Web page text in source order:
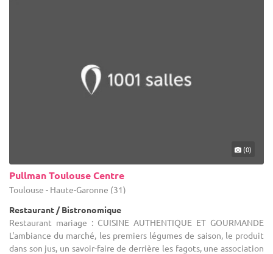
(0)
Pullman Toulouse Centre
Toulouse - Haute-Garonne (31)
Restaurant / Bistronomique
Restaurant mariage : CUISINE AUTHENTIQUE ET GOURMANDE
L'ambiance du marché, les premiers légumes de saison, le produit
dans son jus, un savoir-faire de derrière les fagots, une association